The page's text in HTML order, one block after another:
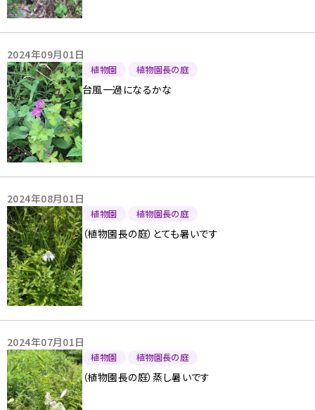
2024年09月01日
植物園 植物園長の庭
台風一過になるかな
2024年08月01日
植物園 植物園長の庭
（植物園長の庭）とても暑いです
2024年07月01日
植物園 植物園長の庭
（植物園長の庭）蒸し暑いです